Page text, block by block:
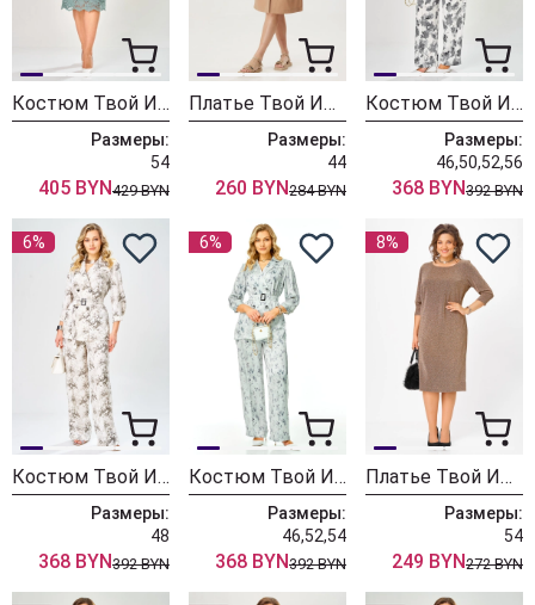
Костюм Твой Имидж 2430 светлый серо-бирюзовый
Размеры:
54
405 BYN429 BYN
Платье Твой Имидж 1791
Размеры:
44
260 BYN284 BYN
Костюм Твой Имидж 2407 дымчато-белый с принтом
Размеры:
46,50,52,56
368 BYN392 BYN
6%
Костюм Твой Имидж 2391 молочный с принтом
Размеры:
48
368 BYN392 BYN
6%
Костюм Твой Имидж 2408 мятный с принтом
Размеры:
46,52,54
368 BYN392 BYN
8%
Платье Твой Имидж 2295 золото
Размеры:
54
249 BYN272 BYN